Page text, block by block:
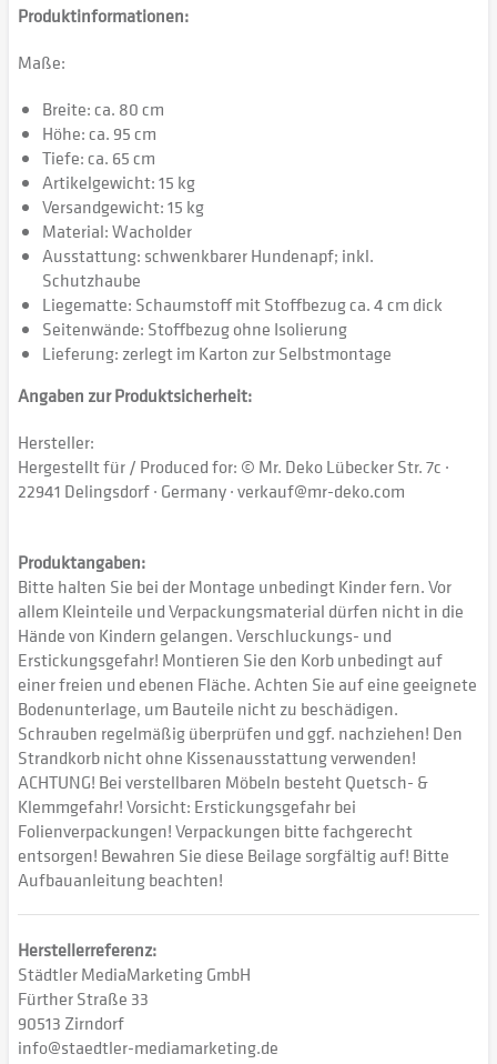
Produktinformationen:
Maße:
Breite: ca. 80 cm
Höhe: ca. 95 cm
Tiefe: ca. 65 cm
Artikelgewicht: 15 kg
Versandgewicht: 15 kg
Material: Wacholder
Ausstattung: schwenkbarer Hundenapf; inkl.
Schutzhaube
Liegematte: Schaumstoff mit Stoffbezug ca. 4 cm dick
Seitenwände: Stoffbezug ohne Isolierung
Lieferung: zerlegt im Karton zur Selbstmontage
Angaben zur Produktsicherheit:
Hersteller:
Hergestellt für / Produced for: © Mr. Deko Lübecker Str. 7c ·
22941 Delingsdorf · Germany · verkauf@mr-deko.com
Produktangaben:
Bitte halten Sie bei der Montage unbedingt Kinder fern. Vor
allem Kleinteile und Verpackungsmaterial dürfen nicht in die
Hände von Kindern gelangen. Verschluckungs- und
Erstickungsgefahr! Montieren Sie den Korb unbedingt auf
einer freien und ebenen Fläche. Achten Sie auf eine geeignete
Bodenunterlage, um Bauteile nicht zu beschädigen.
Schrauben regelmäßig überprüfen und ggf. nachziehen! Den
Strandkorb nicht ohne Kissenausstattung verwenden!
ACHTUNG! Bei verstellbaren Möbeln besteht Quetsch- &
Klemmgefahr! Vorsicht: Erstickungsgefahr bei
Folienverpackungen! Verpackungen bitte fachgerecht
entsorgen! Bewahren Sie diese Beilage sorgfältig auf! Bitte
Aufbauanleitung beachten!
Herstellerreferenz:
Städtler MediaMarketing GmbH
Fürther Straße 33
90513 Zirndorf
info@staedtler-mediamarketing.de